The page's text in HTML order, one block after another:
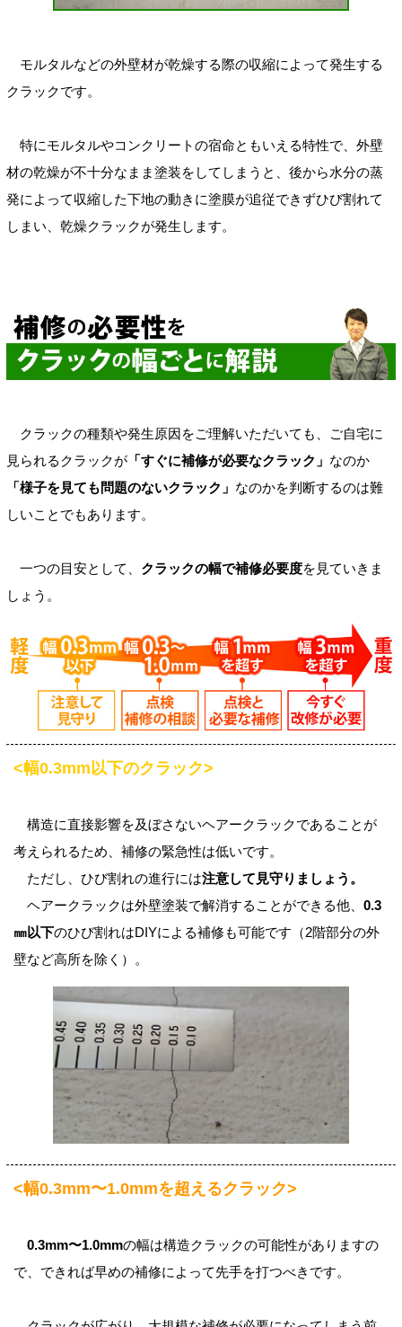
モルタルなどの外壁材が乾燥する際の収縮によって発生する
クラックです。
特にモルタルやコンクリートの宿命ともいえる特性で、外壁
材の乾燥が不十分なまま塗装をしてしまうと、後から水分の蒸
発によって収縮した下地の動きに塗膜が追従できずひび割れて
しまい、乾燥クラックが発生します。
クラックの種類や発生原因をご理解いただいても、ご自宅に
見られるクラックが 「すぐに補修が必要なクラック」 なのか
「様子を見ても問題のないクラック」 なのかを判断するのは難
しいことでもあります。
一つの目安として、 クラックの幅で補修必要度を見ていきま
しょう。
<幅0.3mm以下のクラック>
構造に直接影響を及ぼさないヘアークラックであることが
考えられるため、補修の緊急性は低いです。
ただし、ひび割れの進行には注意して見守りましょう。
ヘアークラックは外壁塗装で解消することができる他、 0.3
㎜以下のひび割れはDIYによる補修も可能です（2階部分の外
壁など高所を除く）。
<幅0.3mm〜1.0mmを超えるクラック>
0.3mm〜1.0mmの幅は構造クラックの可能性がありますの
で、できれば早めの補修によって先手を打つべきです。